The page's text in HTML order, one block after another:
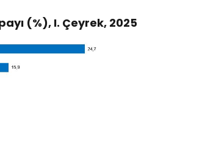
(%), I. Çeyrek, 2025